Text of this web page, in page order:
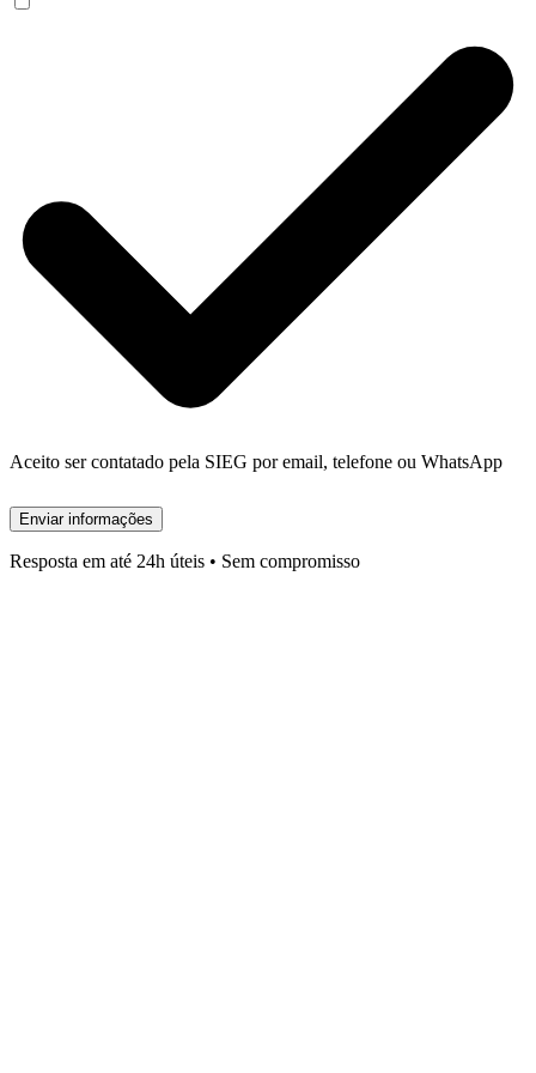
Aceito ser contatado pela SIEG por email, telefone ou WhatsApp
Enviar informações
Resposta em até 24h úteis • Sem compromisso